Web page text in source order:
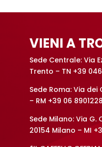
VIENI A
Sede Centrale: Via
Trento – TN +39
Sede Roma: Via dei
– RM +39 06
Sede Milano: Via G.
20154 Milano – MI